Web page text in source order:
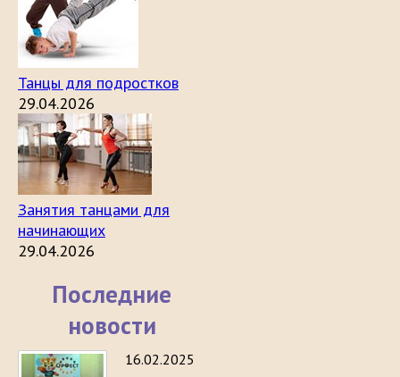
Танцы для подростков
29.04.2026
Занятия танцами для
начинающих
29.04.2026
Последние
новости
16.02.2025